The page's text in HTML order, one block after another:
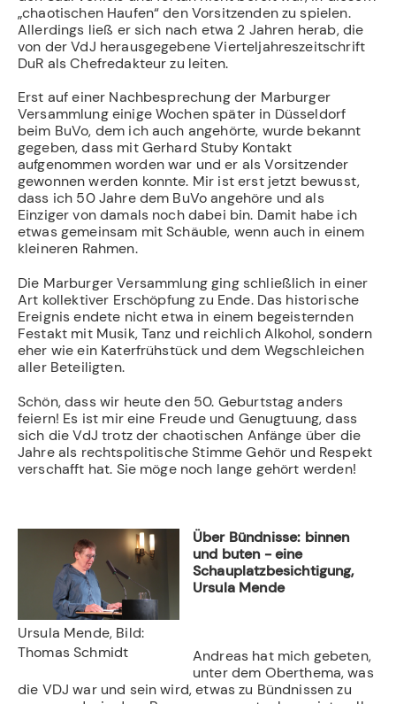
„chaotischen Haufen“ den Vorsitzenden zu spielen.
Allerdings ließ er sich nach etwa 2 Jahren herab, die
von der VdJ herausgegebene Vierteljahreszeitschrift
DuR als Chefredakteur zu leiten.
Erst auf einer Nachbesprechung der Marburger
Versammlung einige Wochen später in Düsseldorf
beim BuVo, dem ich auch angehörte, wurde bekannt
gegeben, dass mit Gerhard Stuby Kontakt
aufgenommen worden war und er als Vorsitzender
gewonnen werden konnte. Mir ist erst jetzt bewusst,
dass ich 50 Jahre dem BuVo angehöre und als
Einziger von damals noch dabei bin. Damit habe ich
etwas gemeinsam mit Schäuble, wenn auch in einem
kleineren Rahmen.
Die Marburger Versammlung ging schließlich in einer
Art kollektiver Erschöpfung zu Ende. Das historische
Ereignis endete nicht etwa in einem begeisternden
Festakt mit Musik, Tanz und reichlich Alkohol, sondern
eher wie ein Katerfrühstück und dem Wegschleichen
aller Beteiligten.
Schön, dass wir heute den 50. Geburtstag anders
feiern! Es ist mir eine Freude und Genugtuung, dass
sich die VdJ trotz der chaotischen Anfänge über die
Jahre als rechtspolitische Stimme Gehör und Respekt
verschafft hat. Sie möge noch lange gehört werden!
Ursula Mende, Bild:
Thomas Schmidt
Über Bündnisse: binnen
und buten - eine
Schauplatzbesichtigung,
Ursula Mende
Andreas hat mich gebeten,
unter dem Oberthema, was
die VDJ war und sein wird, etwas zu Bündnissen zu